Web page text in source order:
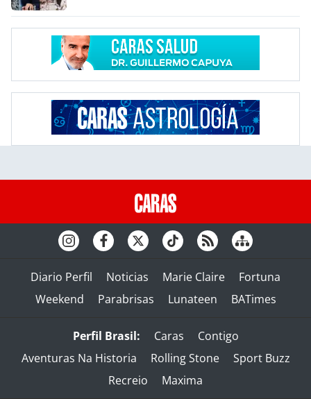
Diario Perfil Noticias Marie Claire
Fortuna
Weekend
Parabrisas Lunateen BATimes
Perfil Brasil: Caras
Contigo
Aventuras Na Historia
Rolling Stone
Sport Buzz
Recreio
Maxima